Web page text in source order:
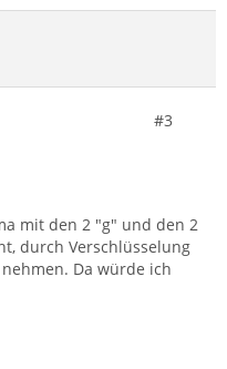
#3
mit den 2 "g" und den 2
durch Verschlüsselung
Da würde ich